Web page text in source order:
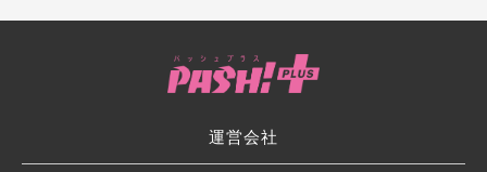
運営会社